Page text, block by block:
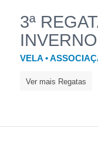
3ª
VELA •
Ver mais Regatas